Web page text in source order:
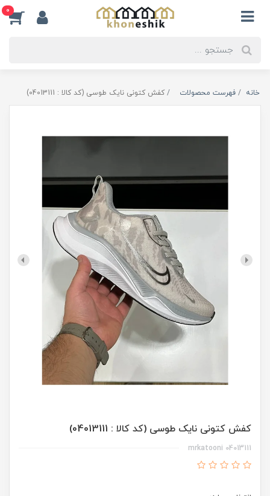
0
خانه فهرست محصولات کفش کتونی نایک طوسی (کد کالا : 04013111)
کفش کتونی نایک طوسی (کد کالا : 04013111)
mrkatooni 04013111